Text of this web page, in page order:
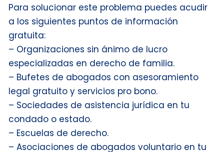
Para solucionar este problema puedes acudir
a los siguientes puntos de información
gratuita:
– Organizaciones sin ánimo de lucro
especializadas en derecho de familia.
– Bufetes de abogados con asesoramiento
legal gratuito y servicios pro bono.
– Sociedades de asistencia jurídica en tu
condado o estado.
– Escuelas de derecho.
– Asociaciones de abogados voluntario en tu